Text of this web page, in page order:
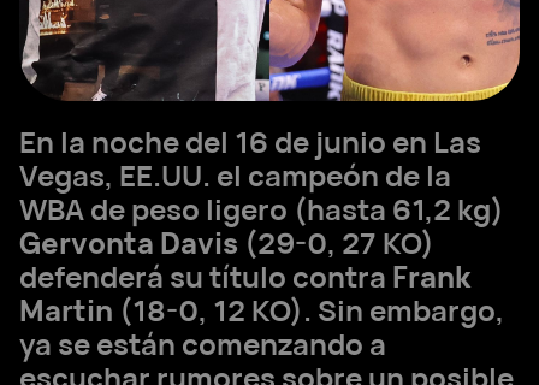
En la noche del 16 de junio en Las
Vegas, EE.UU. el campeón de la
WBA de peso ligero (hasta 61,2 kg)
Gervonta Davis (29-0, 27 KO)
defenderá su título contra Frank
Martin (18-0, 12 KO). Sin embargo,
ya se están comenzando a